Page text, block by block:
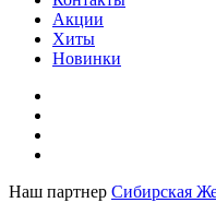
Акции
Хиты
Новинки
Наш партнер Сибирская